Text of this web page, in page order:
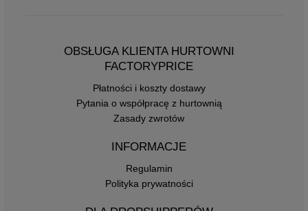
OBSŁUGA KLIENTA HURTOWNI
FACTORYPRICE
Płatności i koszty dostawy
Pytania o współpracę z hurtownią
Zasady zwrotów
INFORMACJE
Regulamin
Polityka prywatności